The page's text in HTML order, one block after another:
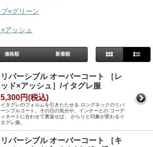
価格順 新着順
リバーシブル オーバーコート ［レ
ッド×アッシュ］/イタグレ服
5,300円(税込)
イタグレのフォルムを引きたたせる ロングネックのリバ
ーシブルコート。その日の気分や、インナーとの コーデ
ィネートに合わせて裏返せば、 がらりと印象が変わるイ
タグレ服。
リバーシブル オーバーコート ［キ